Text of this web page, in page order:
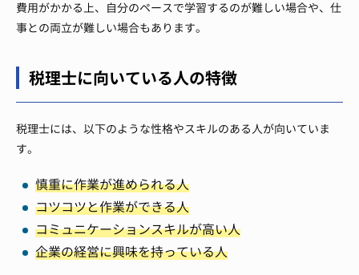
費用がかかる上、自分のペースで学習するのが難しい場合や、仕
事との両立が難しい場合もあります。
税理士に向いている人の特徴
税理士には、以下のような性格やスキルのある人が向いていま
す。
慎重に作業が進められる人
コツコツと作業ができる人
コミュニケーションスキルが高い人
企業の経営に興味を持っている人